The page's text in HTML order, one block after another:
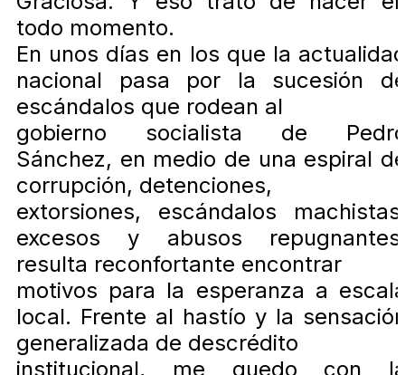
todo momento.
En unos días en los que la
nacional pasa por la sucesión
escándalos que rodean al
gobierno socialista de
Sánchez, en medio de una espiral
corrupción, detenciones,
extorsiones, escándalos
excesos y abusos
resulta reconfortante encontrar
motivos para la esperanza a
local. Frente al hastío y la
generalizada de descrédito
institucional, me quedo con